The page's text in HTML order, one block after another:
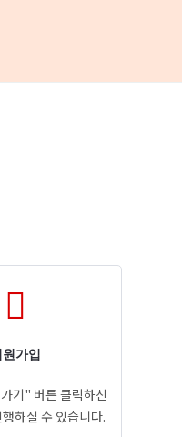
원가입
기" 버튼 클릭하신
하실 수 있습니다.